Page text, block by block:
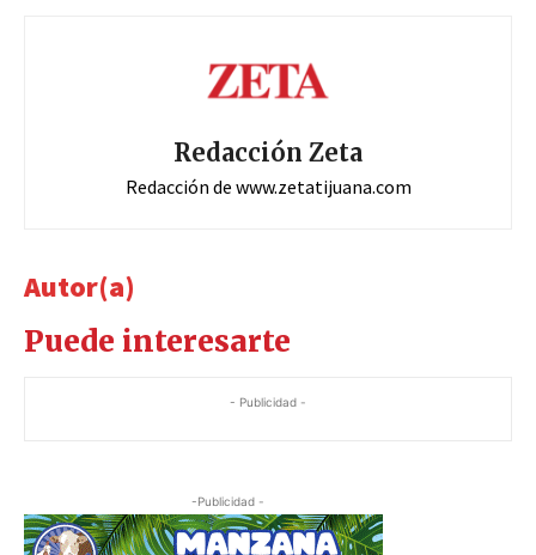
Redacción Zeta
Redacción de www.zetatijuana.com
Autor(a)
Puede interesarte
- Publicidad -
-Publicidad -